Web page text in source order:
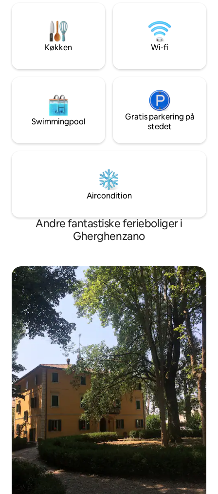
5 badeværelser. Bemærk: Du skal bruge
en bil for at få fat på os og nyde
området. Tak, fordi du læste dette.
Det er
trapper "Tredje
Køkken Wi-fi
Swimmingpool
Gratis parkering på
stedet
Aircondition
Andre fantastiske ferieboliger i
Gherghenzano